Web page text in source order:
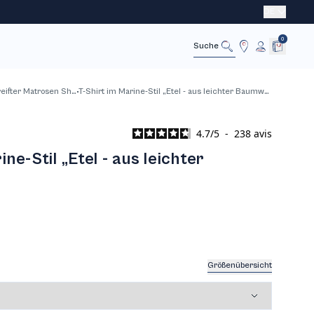
Stornieren
Suche
0
Gestreifter Matrosen Shirt T-Shirt im Marine-Stil „Etel - aus leichter Baumwolle
4.7/5 - 238 avis
Stil „Etel - aus leichter
Größenübersicht